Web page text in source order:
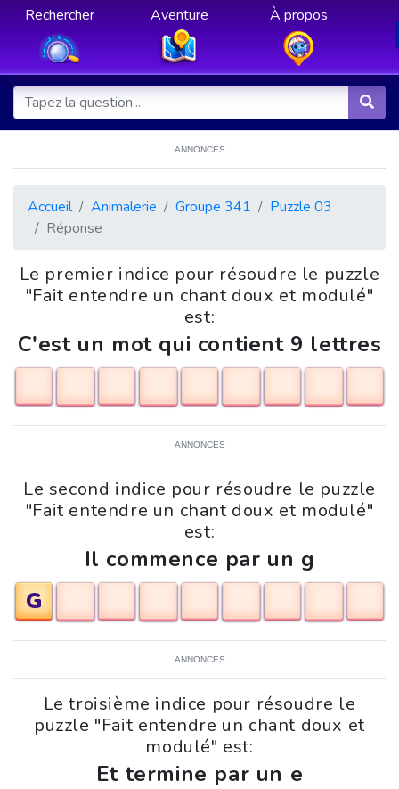
Rechercher Aventure À propos
ANNONCES
Accueil Animalerie Groupe 341
Puzzle 03
Réponse
Le premier indice pour résoudre le puzzle
"Fait entendre un chant doux et modulé"
est:
C'est un mot qui contient 9 lettres
ANNONCES
Le second indice pour résoudre le puzzle
"Fait entendre un chant doux et modulé"
est:
Il commence par un g
G
ANNONCES
Le troisième indice pour résoudre le
puzzle "Fait entendre un chant doux et
modulé" est:
Et termine par un e